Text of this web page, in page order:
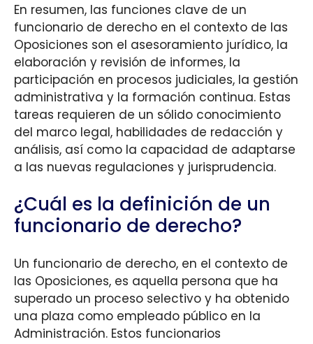
En resumen, las funciones clave de un
funcionario de derecho en el contexto de las
Oposiciones son el asesoramiento jurídico, la
elaboración y revisión de informes, la
participación en procesos judiciales, la gestión
administrativa y la formación continua. Estas
tareas requieren de un sólido conocimiento
del marco legal, habilidades de redacción y
análisis, así como la capacidad de adaptarse
a las nuevas regulaciones y jurisprudencia.
¿Cuál es la definición de un
funcionario de derecho?
Un funcionario de derecho, en el contexto de
las Oposiciones, es aquella persona que ha
superado un proceso selectivo y ha obtenido
una plaza como empleado público en la
Administración. Estos funcionarios